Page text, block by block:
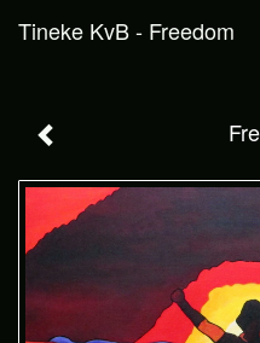
Tineke KvB - Freedom